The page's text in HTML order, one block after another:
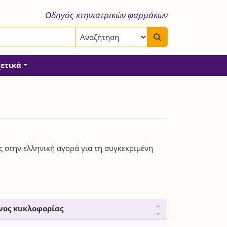
Οδηγός κτηνιατρικών φαρμάκων
ελληνική αγορά για τη συγκεκριμένη
κυκλοφορίας